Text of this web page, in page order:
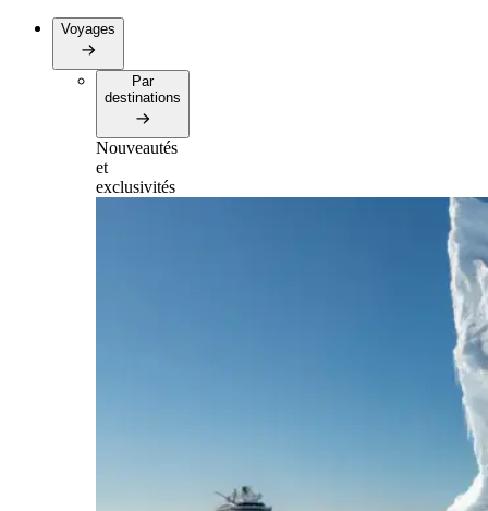
Voyages
Par
destinations
Nouveautés
et
exclusivités